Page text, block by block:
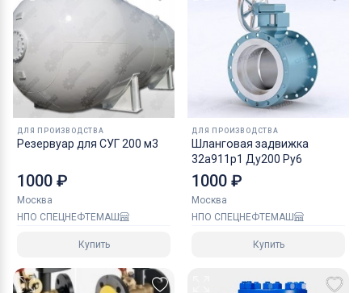
ДЛЯ ПРОИЗВОДСТВА
Резервуар для СУГ 200 м3
1000 ₽
Москва
НПО СПЕЦНЕФТЕМАШ
Купить
ДЛЯ ПРОИЗВОДСТВА
Шланговая задвижка
32а911р1 Ду200 Ру6
1000 ₽
Москва
НПО СПЕЦНЕФТЕМАШ
Купить